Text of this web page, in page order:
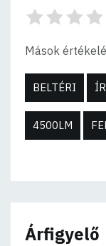
Mások
BELTÉRI
4500LM
Árfigyelő